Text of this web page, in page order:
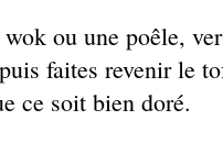
ou une poêle,
faites revenir le
ce soit bien doré.